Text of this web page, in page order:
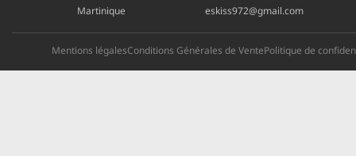
Martinique
eskiss972@gmail.com
Mentions légalesConditions Générales de VentePolitique de